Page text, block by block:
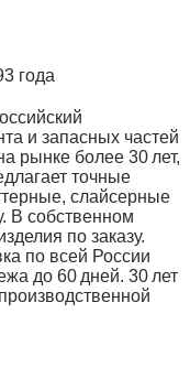
года
и запасных частей
рынке более 30 лет,
точные
слайсерные
В собственном
по заказу.
по всей России
до 60 дней. 30 лет